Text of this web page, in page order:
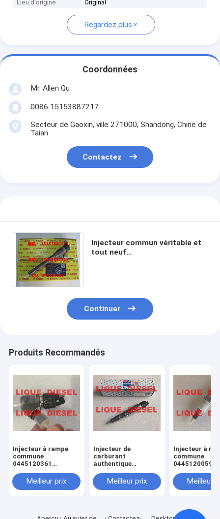
Lieu d'origine
Original
Regardez plus
Coordonnées
Mr. Allen Qu
0086 15153887217
Secteur de Gaoxin, ville 271000, Shandong, Chine de
Taian
Contactez
Injecteur commun véritable et
tout neuf
Continuer
Produits Recommandés
Injecteur à rampe
commune
0445120361
120 361 5801479314
Meilleur prix
Injecteur de
carburant
authentique
0445120290 0 445
120 290 L4700-
Meilleur prix
Injecteur à
commune
0445120059
120 059 0 445
231 pour
Meilleur